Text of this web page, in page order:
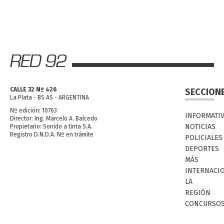
CALLE 32 Nº 426
La Plata - BS AS - ARGENTINA
Nº edición: 10763
Director: Ing. Marcelo A. Balcedo
Propietario: Sonido a tinta S.A.
Registro D.N.D.A. Nº en trámite
NOTICIAS
POLICIALES
DEPORTES
MÁS
LA
REGIÓN